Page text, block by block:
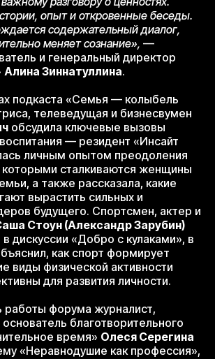
опыт и откровенные беседы.
содержательный диалог,
меняет сознание», —
и генеральный директор
Алина Зиннатуллина.
подкаста «Семья — колыбель
телеведущая и бизнесвумен
обсудила ключевые вызовы
— резидент «Инсайт
личным опытом преодоления
которыми сталкиваются женщины
а также рассказала, какие
вырастить сильных и
будущего. Спортсмен, актер и
Стоун (Александр Зарубин)
в дискуссии «Добро с кулаками», в
как спорт формирует
виды физической активности
для развития личности.
работы форума журналист,
благотворительного
время» Олеся Серегина
«Неравнодушие как профессия»,